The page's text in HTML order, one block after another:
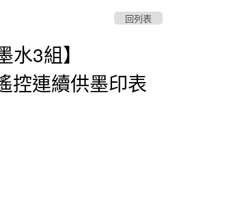
回列表
3組】
控連續供墨印表